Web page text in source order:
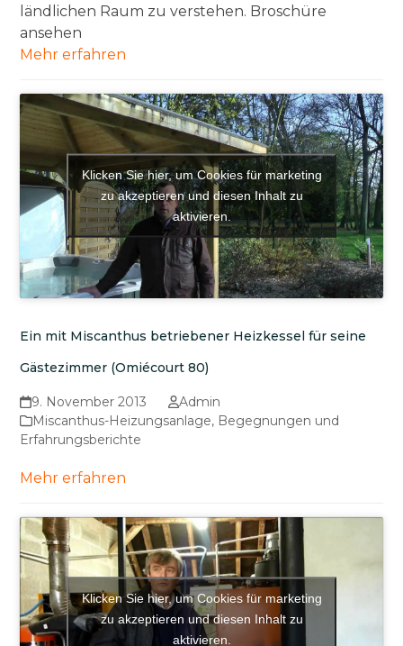
ländlichen Raum zu verstehen. Broschüre
ansehen
Mehr erfahren
Klicken Sie hier, um Cookies für marketing
zu akzeptieren und diesen Inhalt zu
aktivieren.
Ein mit Miscanthus betriebener Heizkessel für seine
Gästezimmer (Omiécourt 80)
9. November 2013
Admin
Miscanthus-Heizungsanlage, Begegnungen und
Erfahrungsberichte
Mehr erfahren
Klicken Sie hier, um Cookies für marketing
zu akzeptieren und diesen Inhalt zu
aktivieren.